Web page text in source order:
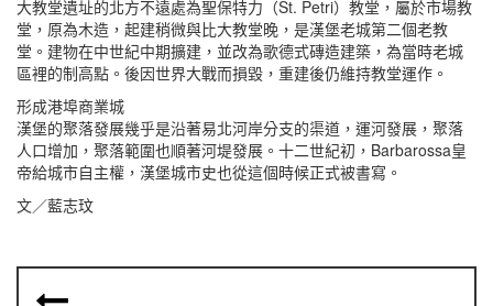
大教堂遺址的北方不遠處為聖保特力（St. Petri）教堂，屬於市場教
堂，原為木造，起建稍微與比大教堂晚，是漢堡老城第二個老教
堂。建物在中世紀中期擴建，並改為歌德式磚造建築，為當時老城
區裡的制高點。後因世界大戰而損毀，重建後仍維持教堂運作。
形成港埠商業城
漢堡的聚落發展幾乎是沿著易北河岸分支的渠道，運河發展，聚落
人口增加，聚落範圍也順著河堤發展。十二世紀初，Barbarossa皇
帝給城市自主權，漢堡城市史也從這個時候正式被書寫。
文／藍志玟